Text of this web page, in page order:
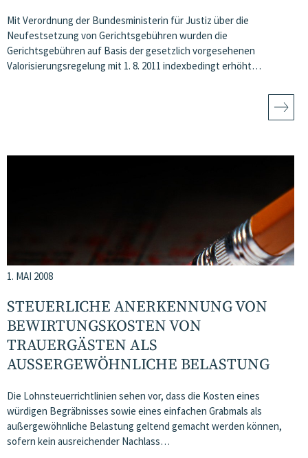
Mit Verordnung der Bundesministerin für Justiz über die
Neufestsetzung von Gerichtsgebühren wurden die
Gerichtsgebühren auf Basis der gesetzlich vorgesehenen
Valorisierungsregelung mit 1. 8. 2011 indexbedingt erhöht…
1. MAI 2008
STEUERLICHE ANERKENNUNG VON
BEWIRTUNGSKOSTEN VON
TRAUERGÄSTEN ALS
AUSSERGEWÖHNLICHE BELASTUNG
Die Lohnsteuerrichtlinien sehen vor, dass die Kosten eines
würdigen Begräbnisses sowie eines einfachen Grabmals als
außergewöhnliche Belastung geltend gemacht werden können,
sofern kein ausreichender Nachlass…